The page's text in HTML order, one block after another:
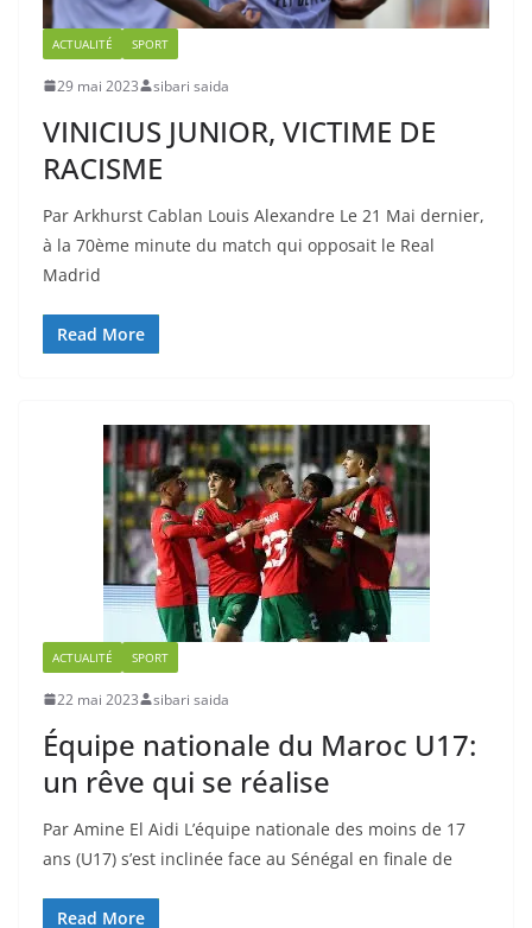
ACTUALITÉ SPORT
29 mai 2023 sibari saida
VINICIUS JUNIOR, VICTIME DE
RACISME
Par Arkhurst Cablan Louis Alexandre Le 21 Mai dernier,
à la 70ème minute du match qui opposait le Real
Madrid
Read More
ACTUALITÉ SPORT
22 mai 2023 sibari saida
Équipe nationale du Maroc U17:
un rêve qui se réalise
Par Amine El Aidi L’équipe nationale des moins de 17
ans (U17) s’est inclinée face au Sénégal en finale de
Read More